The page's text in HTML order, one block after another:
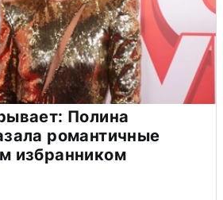
Полина
романтичные
избранником